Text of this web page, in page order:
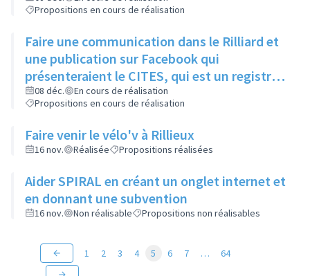
chaque parc
Propositions en cours de réalisation
Faire une communication dans le Rilliard et
une publication sur Facebook qui
présenteraient le CITES, qui est un registre
des animaux dangereux ou protégés, et
donneraient le lien pour y accéder.
08 déc.
En cours de réalisation
Propositions en cours de réalisation
Faire venir le vélo'v à Rillieux
16 nov. Réalisée Propositions réalisées
Aider SPIRAL en créant un onglet internet et
en donnant une subvention
16 nov. Non réalisable Propositions non réalisables
1 2 3 4 5 6 7 … 64